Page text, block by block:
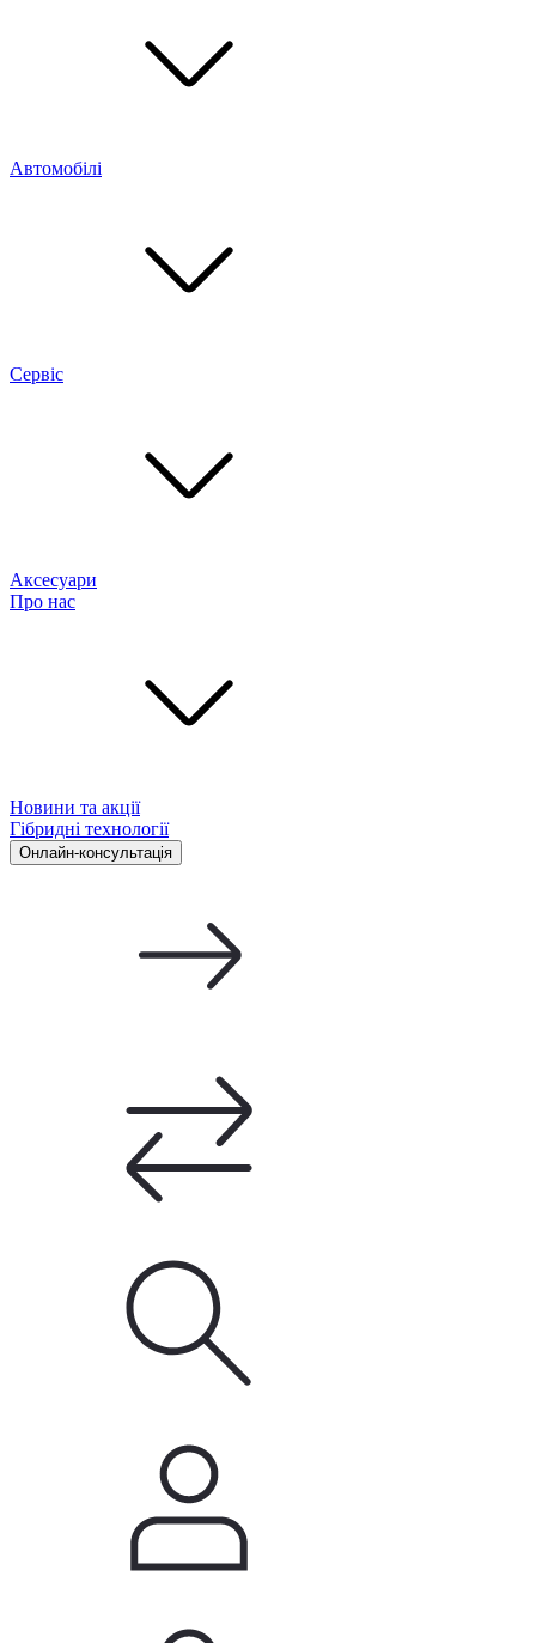
Автомобілі
Сервіс
Аксесуари
Про нас
Новини та акції
Гібридні технології
Онлайн-консультація